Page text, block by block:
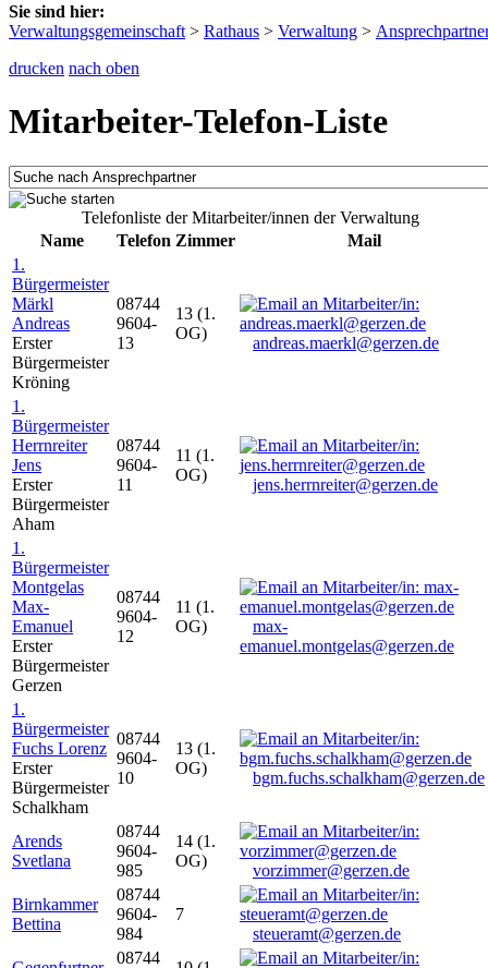
Sie sind hier:
Verwaltungsgemeinschaft > Rathaus > Verwaltung >
drucken nach oben
Mitarbeiter-Telefon-Liste
Telefonliste der Mitarbeiter/innen der Verwaltung
Name
Telefon Zimmer
Mail
1.
Bürgermeister
Märkl
Andreas
Erster
Bürgermeister
Kröning
08744
9604-
13
13 (1.
OG)
andreas.maerkl@gerzen.de
1.
Bürgermeister
Herrnreiter
Jens
Erster
Bürgermeister
Aham
08744
9604-
11
11 (1.
OG)
jens.herrnreiter@gerzen.de
1.
Bürgermeister
Montgelas
Max-
Emanuel
Erster
Bürgermeister
Gerzen
08744
9604-
12
11 (1.
OG)
max-
emanuel.montgelas@gerzen.de
1.
Bürgermeister
Fuchs Lorenz
Erster
Bürgermeister
Schalkham
08744
9604-
10
13 (1.
OG)
bgm.fuchs.schalkham@gerzen.de
Arends
Svetlana
08744
9604-
985
14 (1.
OG)
vorzimmer@gerzen.de
Birnkammer
Bettina
08744
9604-
984
7
steueramt@gerzen.de
08744